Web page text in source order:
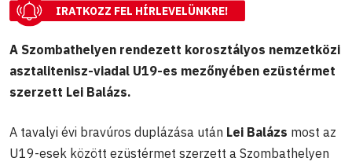
IRATKOZZ FEL HÍRLEVELÜNKRE!
A Szombathelyen rendezett korosztályos nemzetközi
asztalitenisz-viadal U19-es mezőnyében ezüstérmet
szerzett Lei Balázs.
A tavalyi évi bravúros duplázása után Lei Balázs most az
U19-esek között ezüstérmet szerzett a Szombathelyen